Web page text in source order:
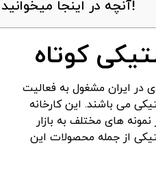
آنچه در اینجا میخوانید!
کوتاه
در ایران مشغول به فعالیت
می باشند. این کارخانه
های مختلف به بازار
از جمله محصولات این